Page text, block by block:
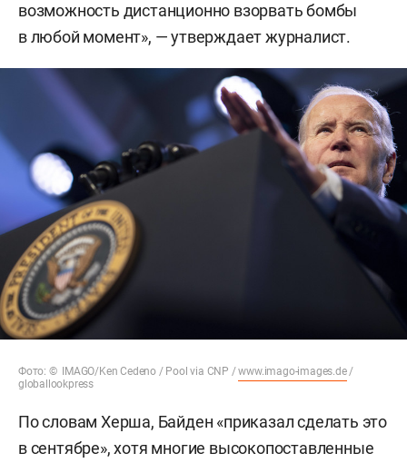
возможность дистанционно взорвать бомбы
в любой момент», — утверждает журналист.
Фото: © IMAGO/Ken Cedeno / Pool via CNP /www.imago-images.de/
globallookpress
По словам Херша, Байден «приказал сделать это
в сентябре», хотя многие высокопоставленные